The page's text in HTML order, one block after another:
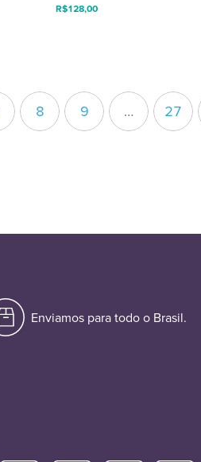
R$128,00
8 9 … 27
Enviamos para todo o Brasil.